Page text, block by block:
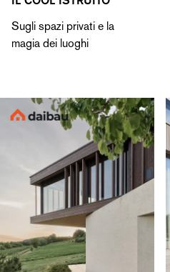
Sugli spazi privati e la
magia dei luoghi